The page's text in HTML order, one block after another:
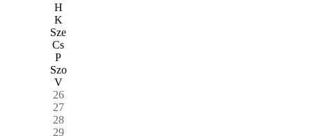
H
K
Sze
Cs
P
Szo
V
26
27
28
29